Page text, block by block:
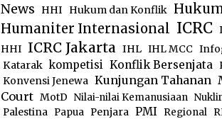
News
HHI Hukum dan Konflik
Humaniter Internasional ICRC
HHI ICRC Jakarta IHL IHL MCC
Katarak kompetisi Konflik Bersenjata
Konvensi Jenewa Kunjungan Tahanan
Court MotD Nilai-nilai Kemanusiaan Nuklir
Palestina
Papua Penjara PMI Regional